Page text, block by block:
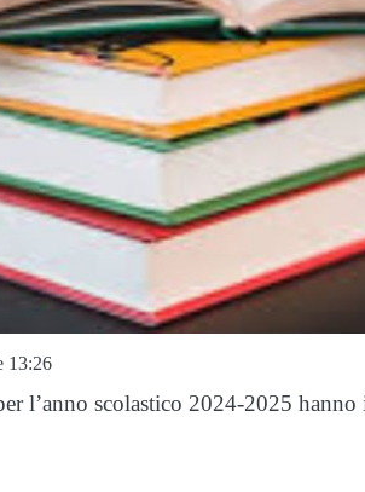
13:26
l’anno scolastico 2024-2025 hanno